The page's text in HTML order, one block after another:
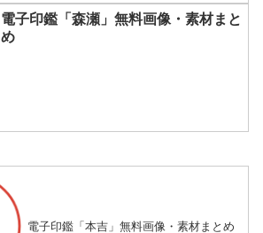
電子印鑑「森瀬」無料画像・素材まと
め
電子印鑑「本吉」無料画像・素材まとめ